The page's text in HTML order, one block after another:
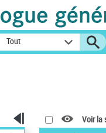
Tout
Voir la